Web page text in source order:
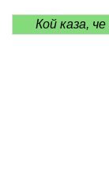
Кой каза,